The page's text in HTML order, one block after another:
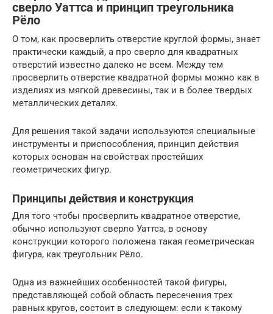
сверло Уаттса и принцип треугольника
Рёло
О том, как просверлить отверстие круглой формы, знает
практически каждый, а про сверло для квадратных
отверстий известно далеко не всем. Между тем
просверлить отверстие квадратной формы можно как в
изделиях из мягкой древесины, так и в более твердых
металлических деталях.
Для решения такой задачи используются специальные
инструменты и приспособления, принцип действия
которых основан на свойствах простейших
геометрических фигур.
Принципы действия и конструкция
Для того чтобы просверлить квадратное отверстие,
обычно используют сверло Уаттса, в основу
конструкции которого положена такая геометрическая
фигура, как треугольник Рёло.
Одна из важнейших особенностей такой фигуры,
представляющей собой область пересечения трех
равных кругов, состоит в следующем: если к такому